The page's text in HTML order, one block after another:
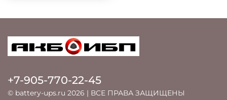
+7-905-770-22-45
© battery-ups.ru 2026 | ВСЕ ПРАВА ЗАЩИЩЕНЫ